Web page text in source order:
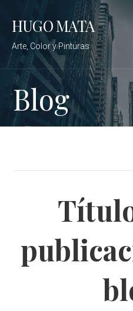
contenido
HUGO MATA
Arte, Color y Pinturas
Blog